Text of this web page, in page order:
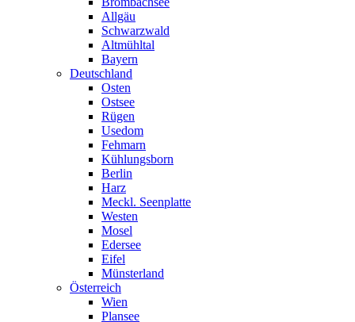
Allgäu
Schwarzwald
Altmühltal
Bayern
Deutschland
Osten
Ostsee
Rügen
Usedom
Fehmarn
Kühlungsborn
Berlin
Harz
Meckl. Seenplatte
Westen
Mosel
Edersee
Eifel
Münsterland
Österreich
Wien
Plansee